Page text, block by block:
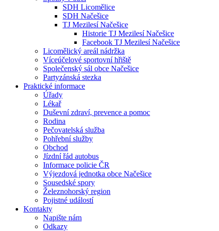
SDH Licomělice
SDH Načešice
TJ Mezilesí Načešice
Historie TJ Mezilesí Načešice
Facebook TJ Mezilesí Načešice
Licomělický areál nádržka
Víceúčelové sportovní hřiště
Společenský sál obce Načešice
Partyzánská stezka
Praktické informace
Úřady
Lékař
Duševní zdraví, prevence a pomoc
Rodina
Pečovatelská služba
Pohřební služby
Obchod
Jízdní řád autobus
Informace policie ČR
Výjezdová jednotka obce Načešice
Sousedské spory
Železnohorský region
Pojistné událostí
Kontakty
Napište nám
Odkazy